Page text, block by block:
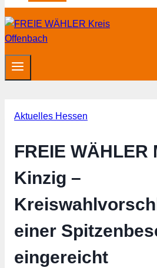
Aktuelles Hessen
FREIE WÄHLER
Kinzig –
einer
eingereicht